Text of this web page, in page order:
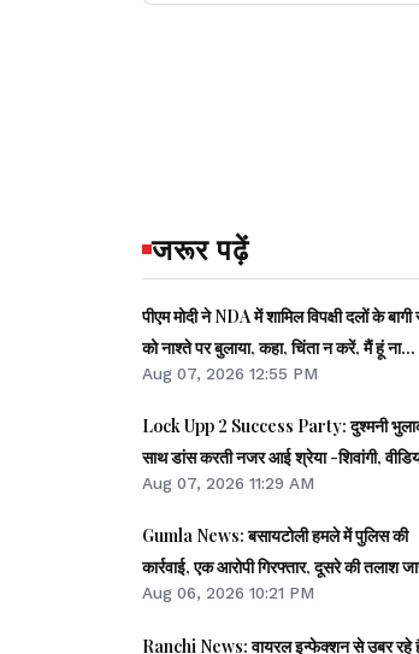
जरूर पढ़ें
पीएम मोदी ने NDA में शामिल विपक्षी दलों के बागी
को नाश्ते पर बुलाया, कहा, चिंता न करें, मैं हूं ना...
Aug 07, 2026 12:55 PM
Lock Upp 2 Success Party: दुश्मनी
साथ डांस करती नजर आई श्रेया -शिवांगी,
वायरल
Aug 07, 2026 11:29 AM
Gumla News: बसायटोली हमले में पुलिस की
कार्रवाई, एक आरोपी गिरफ्तार, दूसरे की तलाश
Aug 06, 2026 10:21 PM
Ranchi News: वायरल इन्फेक्शन से उबर रहे